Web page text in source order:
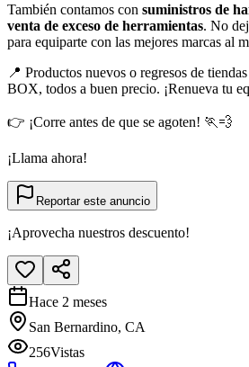
También contamos con suministros de
venta de exceso de herramientas. No
para equiparte con las mejores marcas al
📍 Productos nuevos o regresos de
BOX, todos a buen precio. ¡Renueva tu
👉 ¡Corre antes de que se agoten! 🏃💨
¡Llama ahora!
Reportar este anuncio
¡Aprovecha nuestros descuento!
Hace 2 meses
San Bernardino, CA
256Vistas